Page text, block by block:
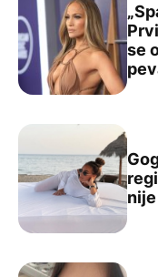
„Spavao je sa
se
Goga Sekulić ruši